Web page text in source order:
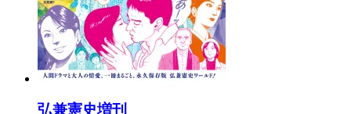
弘兼憲史増刊